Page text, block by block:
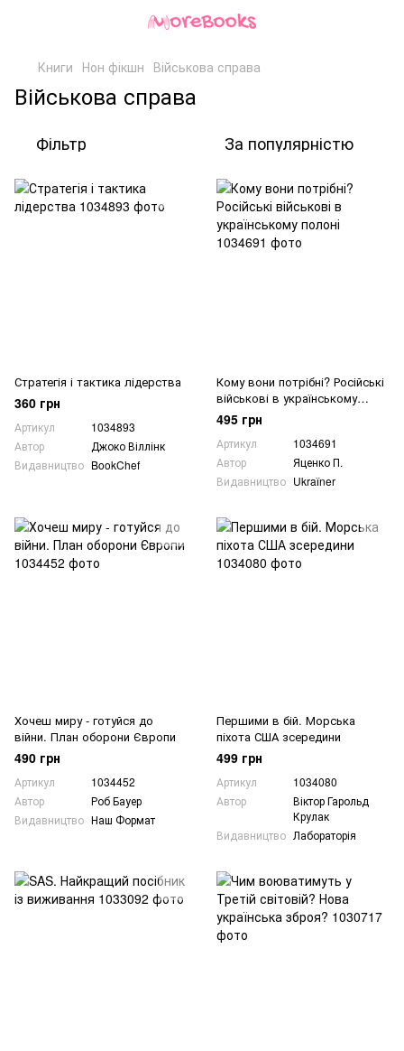
Книги Нон фікшн Військова справа
Військова справа
Фільтр За популярністю
Стратегія і тактика лідерства
360 грн
Артикул
1034893
Автор
Джоко Віллінк
Видавництво BookChef
Кому вони потрібні? Російські
військові в українському
полоні
495 грн
Артикул
1034691
Автор
Яценко П.
Видавництво Ukraїner
Хочеш миру - готуйся до
війни. План оборони Європи
490 грн
Артикул
1034452
Автор
Роб Бауер
Видавництво Наш Формат
Першими в бій. Морська
піхота США зсередини
499 грн
Артикул
1034080
Автор
Віктор Гарольд
Крулак
Видавництво Лабораторія